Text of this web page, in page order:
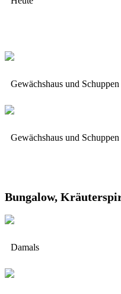
Gewächshaus und Schuppen
Gewächshaus und Schuppen
Bungalow,
Damals